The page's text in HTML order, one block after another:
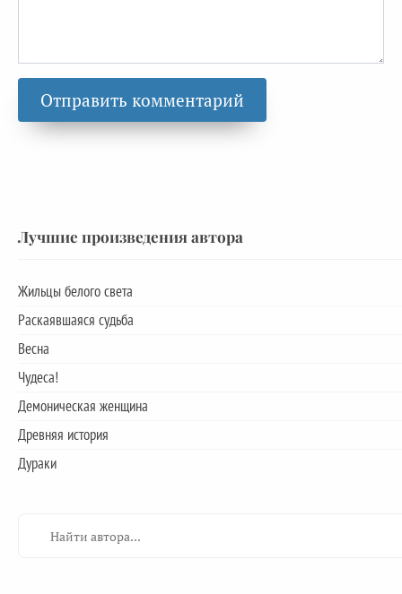
Лучшие произведения автора
Жильцы белого света
Раскаявшаяся судьба
Весна
Чудеса!
Демоническая женщина
Древняя история
Дураки